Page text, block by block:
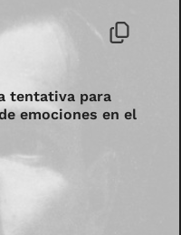
tentativa para
emociones en el